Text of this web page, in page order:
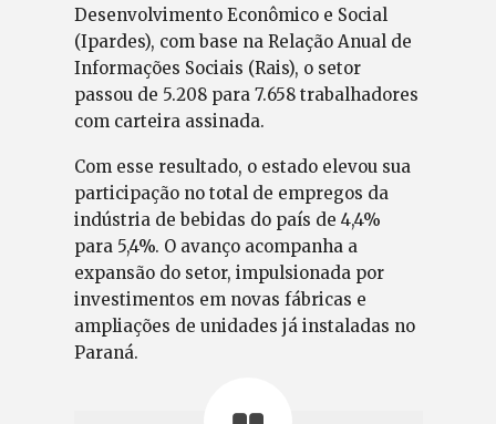
Desenvolvimento Econômico e Social
(Ipardes), com base na Relação Anual de
Informações Sociais (Rais), o setor
passou de 5.208 para 7.658 trabalhadores
com carteira assinada.
Com esse resultado, o estado elevou sua
participação no total de empregos da
indústria de bebidas do país de 4,4%
para 5,4%. O avanço acompanha a
expansão do setor, impulsionada por
investimentos em novas fábricas e
ampliações de unidades já instaladas no
Paraná.